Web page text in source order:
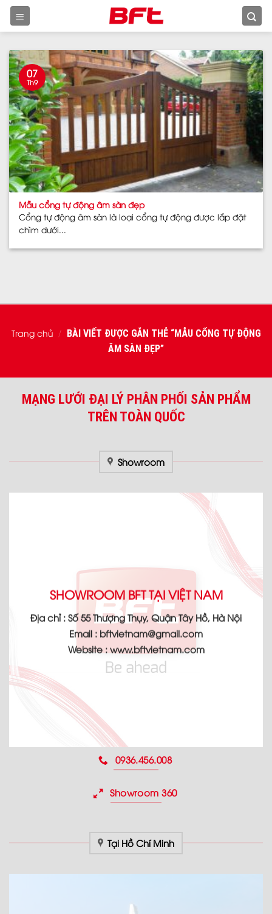
Skip
Mẫu cổng tự động âm sàn đẹp
Cổng tự động âm sàn là loại cổng tự động được lắp đặt
chìm dưới...
07
Th9
Trang chủ / BÀI VIẾT ĐƯỢC GẮN THẺ “MẪU CỔNG TỰ ĐỘNG
ÂM SÀN ĐẸP”
MẠNG LƯỚI ĐẠI LÝ PHÂN PHỐI SẢN PHẨM
TRÊN TOÀN QUỐC
Showroom
SHOWROOM BFT TẠI VIỆT NAM
Địa chỉ : Số 55 Thượng Thụy, Quận Tây Hồ, Hà Nội
Email : bftvietnam@gmail.com
Website : www.bftvietnam.com
0936.456.008
Showroom 360
Tại Hồ Chí Minh